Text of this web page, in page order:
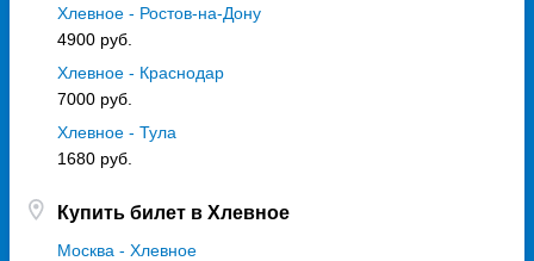
Хлевное - Ростов-на-Дону
4900 руб.
Хлевное - Краснодар
7000 руб.
Хлевное - Тула
1680 руб.
Купить билет в Хлевное
Москва - Хлевное